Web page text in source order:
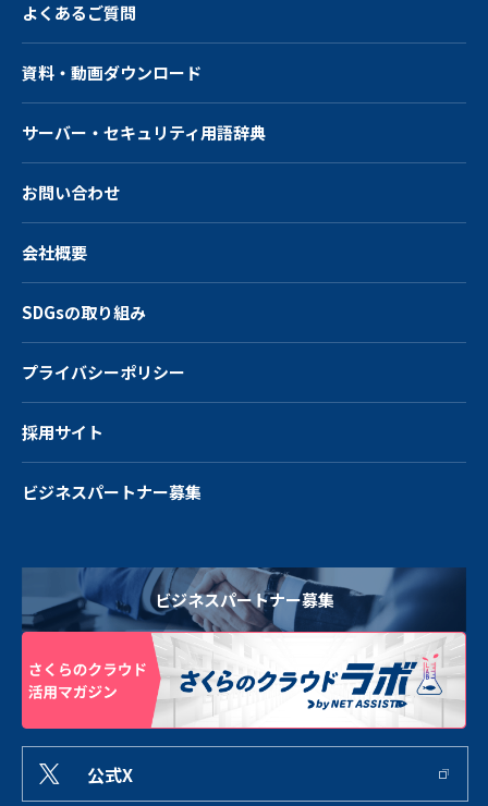
よくあるご質問
資料・動画ダウンロード
サーバー・ セキュリティ用語辞典
お問い合わせ
会社概要
SDGsの取り組み
プライバシーポリシー
採用サイト
ビジネスパートナー募集
ビジネスパートナー募集
公式X